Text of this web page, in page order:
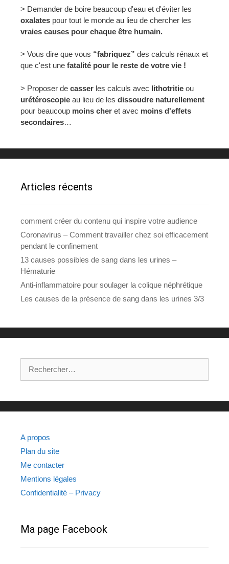
> Demander de boire beaucoup d'eau et d'éviter les
oxalates pour tout le monde au lieu de chercher les
vraies causes pour chaque être humain.
> Vous dire que vous “fabriquez” des calculs rénaux et
que c'est une fatalité pour le reste de votre vie !
> Proposer de casser les calculs avec lithotritie ou
urétéroscopie au lieu de les dissoudre naturellement
pour beaucoup moins cher et avec moins d'effets
secondaires…
Articles récents
comment créer du contenu qui inspire votre audience
Coronavirus – Comment travailler chez soi efficacement
pendant le confinement
13 causes possibles de sang dans les urines –
Hématurie
Anti-inflammatoire pour soulager la colique néphrétique
Les causes de la présence de sang dans les urines 3/3
A propos
Plan du site
Me contacter
Mentions légales
Confidentialité – Privacy
Ma page Facebook